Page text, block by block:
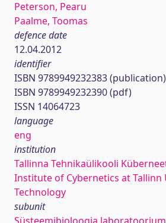
Peterson, Pearu
Paalme, Toomas
defence date
12.04.2012
identifier
ISBN 9789949232383 (publication)
ISBN 9789949232390 (pdf)
ISSN 14064723
language
eng
institution
Tallinna Tehnikaülikooli
Institute of Cybernetics at Tallinn
Technology
subunit